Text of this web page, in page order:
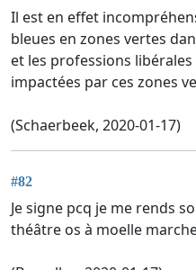
Il est en effet
bleues en zones vertes
et les professions
impactées par ces zones
(Schaerbeek, 2020-01-17)
#82
Je signe pcq je me rends
théâtre os à moelle